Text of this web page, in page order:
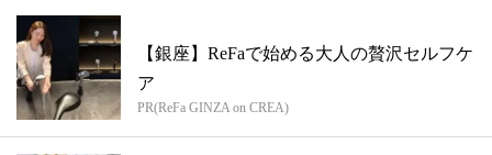
【銀座】ReFaで始める大人の贅沢セルフケ
ア
PR(ReFa GINZA on CREA)